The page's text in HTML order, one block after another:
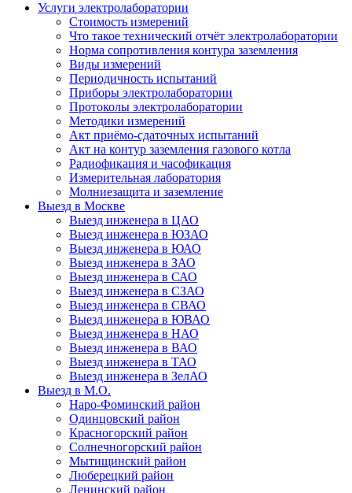
Услуги электролаборатории
Стоимость измерений
Что такое технический отчёт электролаборатории
Норма сопротивления контура заземления
Виды измерений
Периодичность испытаний
Приборы электролаборатории
Протоколы электролаборатории
Методики измерений
Акт приёмо-сдаточных испытаний
Акт на контур заземления газового котла
Радиофикация и часофикация
Измерительная лаборатория
Молниезащита и заземление
Выезд в Москве
Выезд инженера в ЦАО
Выезд инженера в ЮЗАО
Выезд инженера в ЮАО
Выезд инженера в ЗАО
Выезд инженера в САО
Выезд инженера в СЗАО
Выезд инженера в СВАО
Выезд инженера в ЮВАО
Выезд инженера в НАО
Выезд инженера в ВАО
Выезд инженера в ТАО
Выезд инженера в ЗелАО
Выезд в М.О.
Наро-Фоминский район
Одинцовский район
Красногорский район
Солнечногорский район
Мытищинский район
Люберецкий район
Ленинский район